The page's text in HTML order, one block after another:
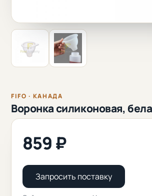
FIFO · КАНАДА
Воронка силиконовая,
859 ₽
Запросить поставку